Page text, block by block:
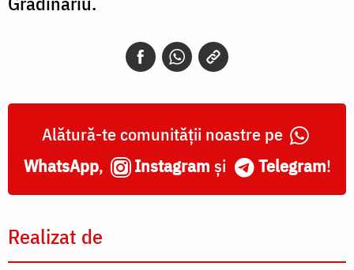
Alătură-te comunității noastre pe
WhatsApp, Instagram și Telegram!
Realizat de